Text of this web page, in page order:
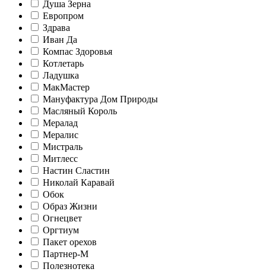
Душа Зерна
Европром
Здрава
Иван Да
Компас Здоровья
Котлетарь
Ладушка
МакМастер
Мануфактура Дом Природы
Масляный Король
Мералад
Мералис
Мистраль
Митлесс
Настин Сластин
Николай Каравай
Обок
Образ Жизни
Огнецвет
Оргтиум
Пакет орехов
Партнер-М
Полезнотека